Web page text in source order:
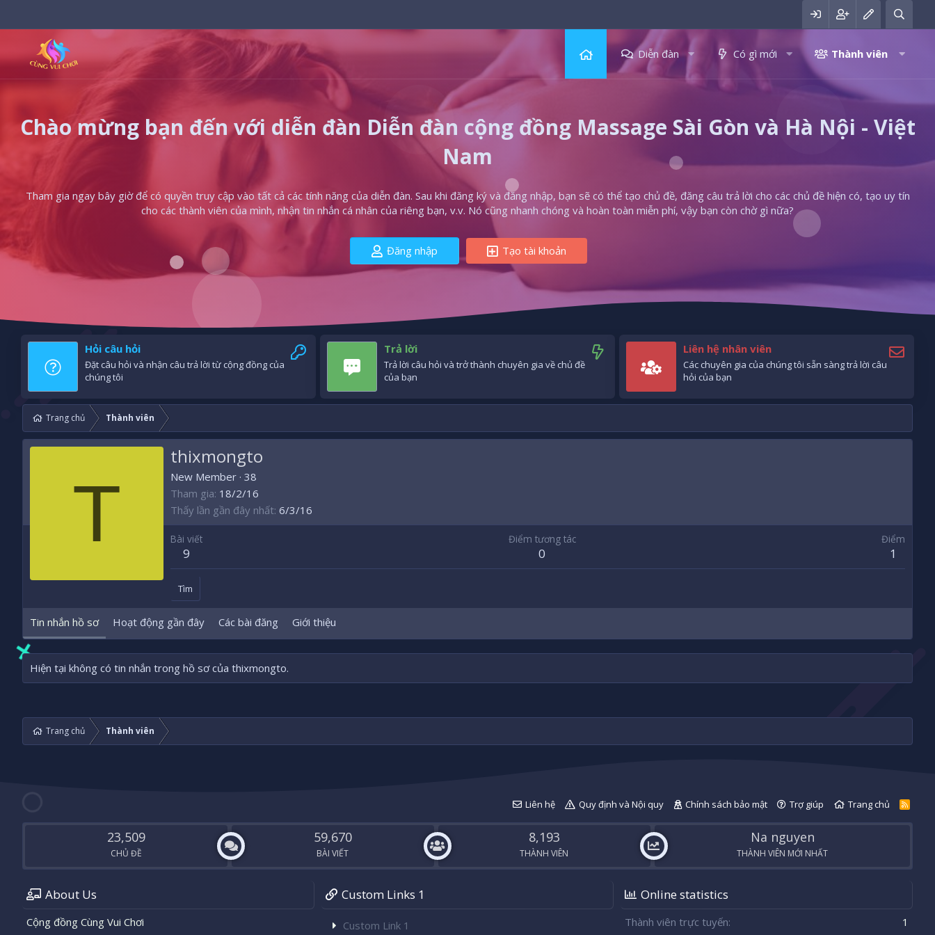
Diễn đàn Có gì mới Thành viên
Chào mừng bạn đến với diễn đàn Diễn đàn cộng đồng Massage Sài Gòn và Hà Nội - Việt
Nam
Tham gia ngay bây giờ để có quyền truy cập vào tất cả các tính năng của diễn đàn. Sau khi đăng ký và đăng nhập, bạn sẽ có thể tạo chủ đề, đăng câu trả lời cho các chủ đề hiện có, tạo uy tín
cho các thành viên của mình, nhận tin nhắn cá nhân của riêng bạn, v.v. Nó cũng nhanh chóng và hoàn toàn miễn phí, vậy bạn còn chờ gì nữa?
Đăng nhập Tạo tài khoản
Hỏi câu hỏi
Đặt câu hỏi và nhận câu trả lời từ cộng đồng của
chúng tôi
Trả lời
Trả lời câu hỏi và trở thành chuyên gia về chủ đề
của bạn
Liên hệ nhân viên
Các chuyên gia của chúng tôi sẵn sàng trả lời câu
hỏi của bạn
Trang chủ Thành viên
T
thixmongto
New Member · 38
Tham gia 18/2/16
Thấy lần gần đây nhất 6/3/16
Bài viết
9
Điểm tương tác
0
Điểm
1
Tìm
Tin nhắn hồ sơ Hoạt động gần đây Các bài đăng Giới thiệu
Hiện tại không có tin nhắn trong hồ sơ của thixmongto.
Trang chủ Thành viên
Liên hệ Quy định và Nội quy Chính sách bảo mật Trợ giúp Trang chủ
R
S
23,509
CHỦ ĐỀ
59,670
BÀI VIẾT
8,193
THÀNH VIÊN
Na nguyen
THÀNH VIÊN MỚI NHẤT
About Us
Cộng đồng Cùng Vui Chơi
Custom Links 1
Custom Link 1
Online statistics
Thành viên trực tuyến
1